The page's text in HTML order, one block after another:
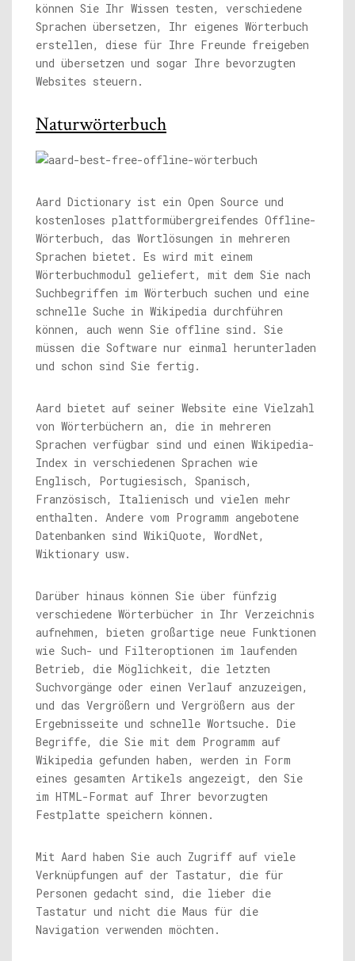
können Sie Ihr Wissen testen, verschiedene
Sprachen übersetzen, Ihr eigenes Wörterbuch
erstellen, diese für Ihre Freunde freigeben
und übersetzen und sogar Ihre bevorzugten
Websites steuern.
Naturwörterbuch
Aard Dictionary ist ein Open Source und
kostenloses plattformübergreifendes Offline-
Wörterbuch, das Wortlösungen in mehreren
Sprachen bietet. Es wird mit einem
Wörterbuchmodul geliefert, mit dem Sie nach
Suchbegriffen im Wörterbuch suchen und eine
schnelle Suche in Wikipedia durchführen
können, auch wenn Sie offline sind. Sie
müssen die Software nur einmal herunterladen
und schon sind Sie fertig.
Aard bietet auf seiner Website eine Vielzahl
von Wörterbüchern an, die in mehreren
Sprachen verfügbar sind und einen Wikipedia-
Index in verschiedenen Sprachen wie
Englisch, Portugiesisch, Spanisch,
Französisch, Italienisch und vielen mehr
enthalten. Andere vom Programm angebotene
Datenbanken sind WikiQuote, WordNet,
Wiktionary usw.
Darüber hinaus können Sie über fünfzig
verschiedene Wörterbücher in Ihr Verzeichnis
aufnehmen, bieten großartige neue Funktionen
wie Such- und Filteroptionen im laufenden
Betrieb, die Möglichkeit, die letzten
Suchvorgänge oder einen Verlauf anzuzeigen,
und das Vergrößern und Vergrößern aus der
Ergebnisseite und schnelle Wortsuche. Die
Begriffe, die Sie mit dem Programm auf
Wikipedia gefunden haben, werden in Form
eines gesamten Artikels angezeigt, den Sie
im HTML-Format auf Ihrer bevorzugten
Festplatte speichern können.
Mit Aard haben Sie auch Zugriff auf viele
Verknüpfungen auf der Tastatur, die für
Personen gedacht sind, die lieber die
Tastatur und nicht die Maus für die
Navigation verwenden möchten.